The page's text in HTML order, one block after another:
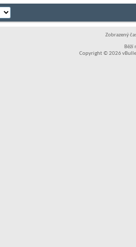
Zobrazený
Běží
Copyright © 2026